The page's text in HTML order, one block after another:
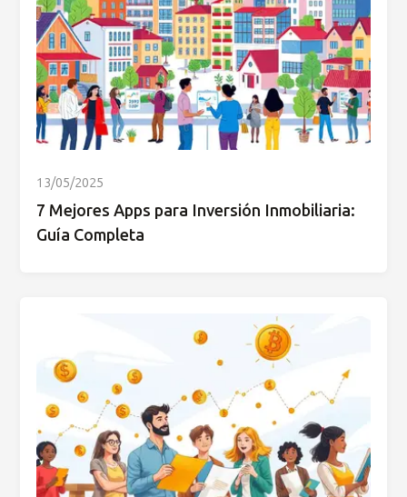
13/05/2025
7 Mejores Apps para Inversión Inmobiliaria:
Guía Completa